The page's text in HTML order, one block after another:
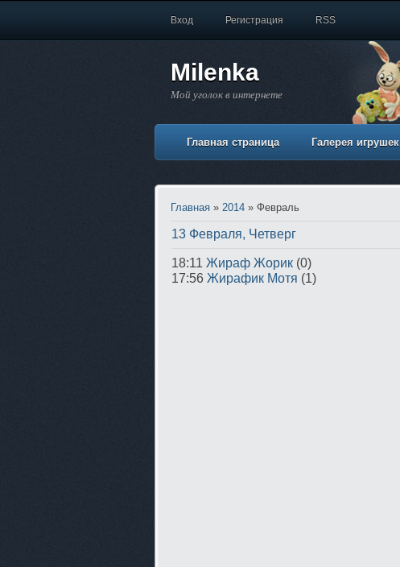
Вход Регистрация RSS
Milenka
Мой уголок в интернете
Главная страница Галерея игрушек
Главная » 2014 » Февраль
13 Февраля, Четверг
18:11 Жираф Жорик (0)
17:56 Жирафик Мотя (1)